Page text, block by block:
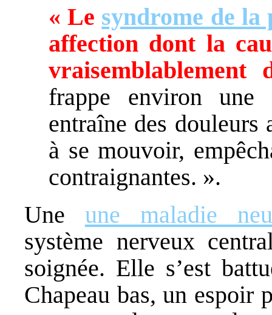
« Le syndrome de la
affection dont la
vraisemblablement
frappe environ
entraîne des
à se mouvoir,
contraignantes. ».
Une une maladie
système nerveux
soignée. Elle s’est
Chapeau bas, un espoir